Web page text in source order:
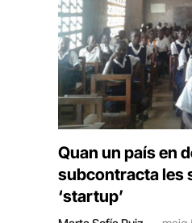
Quan un país en
subcontracta les
‘startup’